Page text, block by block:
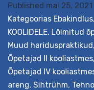
Continue reading
Published mai 25, 2021
Kategoorias Ebakindlus,
KOOLIDELE, Lõimitud
Muud hariduspraktikud,
Õpetajad II kooliastmes,
Õpetajad IV
areng, Sihtrühm,